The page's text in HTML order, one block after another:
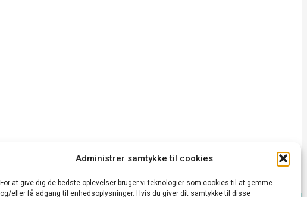
Administrer samtykke til cookies
For at give dig de bedste oplevelser bruger vi teknologier som cookies til at gemme
og/eller få adgang til enhedsoplysninger. Hvis du giver dit samtykke til disse